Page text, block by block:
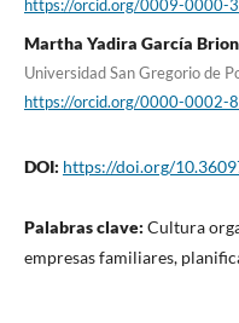
https://orcid.org/0009-0000-
Martha Yadira García
Universidad San Gregorio de
https://orcid.org/0000-0002-
DOI: https://doi.org/
Palabras clave: Cultura
empresas familiares,